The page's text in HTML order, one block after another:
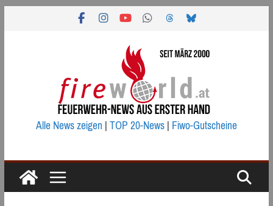
Alle News zeigen|TOP 20-News|Fiwo-Gutscheine